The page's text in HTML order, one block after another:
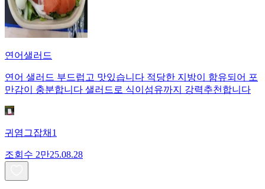
연어샐러드
연어 샐러드 부드럽고 맛있습니다 적당한 지방이 함유되어 포
만감이 충분합니다 샐러드로 식이섬유까지 강력추천합니다
귀염그잡채1
조회수 2만25.08.28